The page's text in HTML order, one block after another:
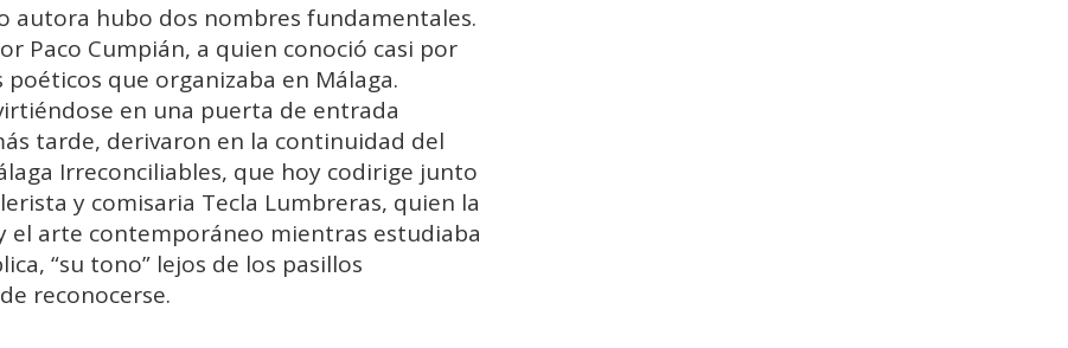
autora hubo dos nombres fundamentales.
Paco Cumpián, a quien conoció casi por
que organizaba en Málaga.
en una puerta de entrada
tarde, derivaron en la continuidad del
Irreconciliables, que hoy codirige junto
y comisaria Tecla Lumbreras, quien la
el arte contemporáneo mientras estudiaba
“su tono” lejos de los pasillos
reconocerse.